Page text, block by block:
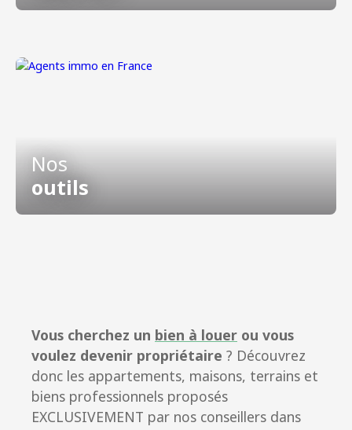
Nos
outils
Vous cherchez un bien à louer ou vous
voulez devenir propriétaire ? Découvrez
donc les appartements, maisons, terrains et
biens professionnels proposés
EXCLUSIVEMENT par nos conseillers dans